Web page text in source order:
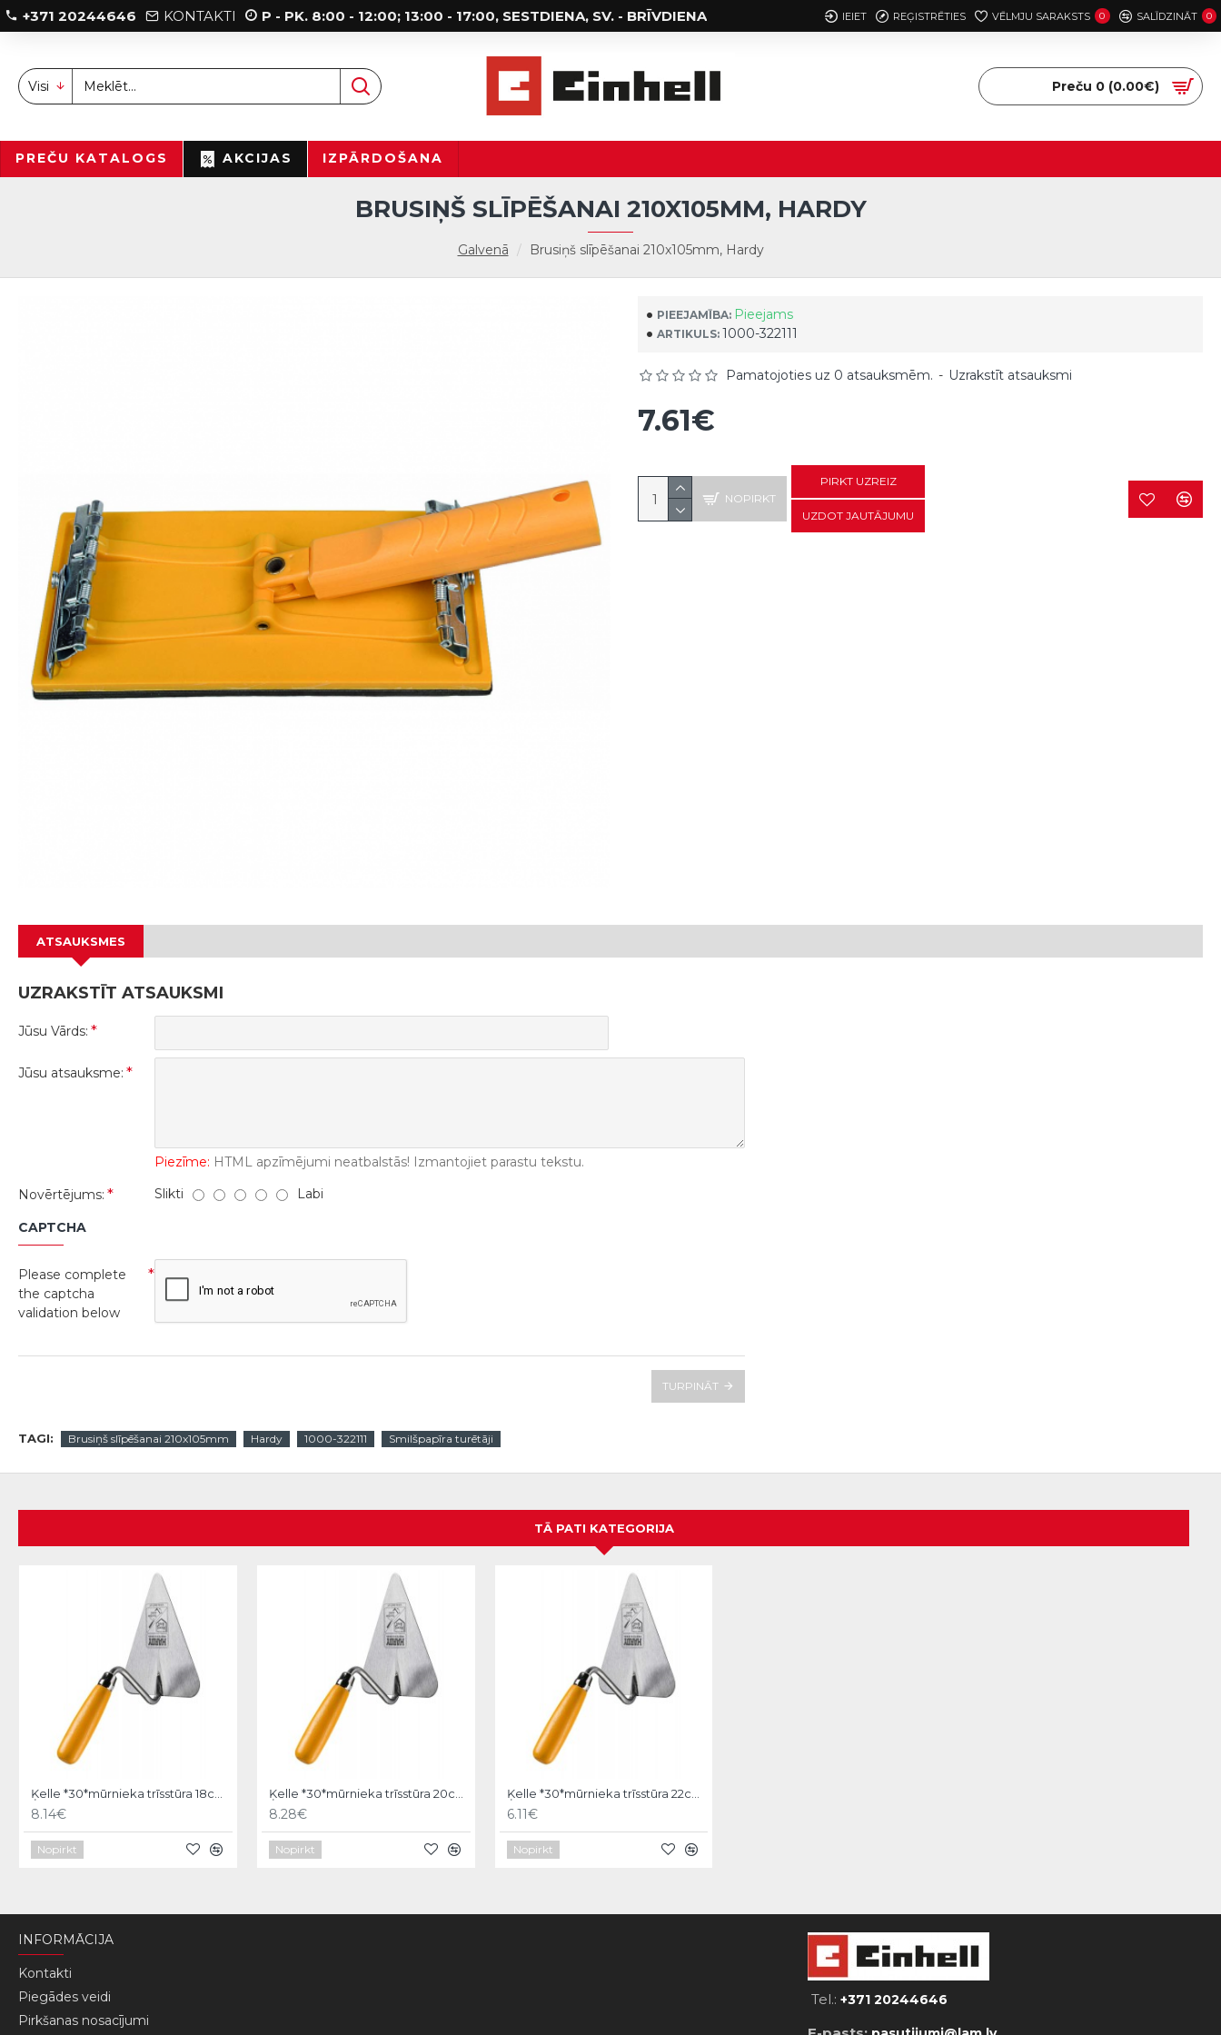
+371 20244646 KONTAKTI P - PK. 8:00 - 12:00; 13:00 - 17:00, SESTDIENA, SV. - BRĪVDIENA IEIET REĢISTRĒTIES VĒLMJU SARAKSTS 0 SALĪDZINĀT 0
Visi Preču 0 (0.00€)
PREČU KATALOGS AKCIJAS IZPĀRDOŠANA
Galvenā Brusiņš slīpēšanai 210x105mm, Hardy
BRUSIŅŠ SLĪPĒŠANAI 210X105MM, HARDY
PIEEJAMĪBA: Pieejams
ARTIKULS: 1000-322111
Pamatojoties uz 0 atsauksmēm. - Uzrakstīt atsauksmi
7.61€
NOPIRKT
PIRKT UZREIZ
UZDOT JAUTĀJUMU
ATSAUKSMES
UZRAKSTĪT ATSAUKSMI
Jūsu Vārds:
Jūsu atsauksme:
Piezīme: HTML apzīmējumi neatbalstās! Izmantojiet parastu tekstu.
Novērtējums:
Slikti Labi
CAPTCHA
Please complete
the captcha
validation below
TURPINĀT
TAGI: Brusiņš slīpēšanai 210x105mm Hardy 1000-322111 Smilšpapīra turētāji
TĀ PATI KATEGORIJA
8.14€
Nopirkt
8.28€
Nopirkt
6.11€
Nopirkt
INFORMĀCIJA
Kontakti
Piegādes veidi
Pirkšanas nosacījumi
Tel.:+371 20244646